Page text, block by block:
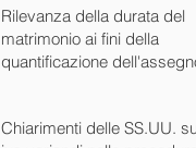
Rilevanza della durata del
matrimonio ai fini della
quantificazione
Chiarimenti delle SS.UU.